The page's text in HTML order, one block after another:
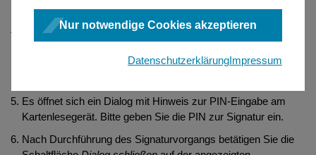
Nur notwendige Cookies akzeptieren
DatenschutzerklärungImpressum
deaktiviert haben. Bestätigen Sie diesen mitOK.
Im sich öffnenden Dialogfenster werden Ihnen Ihre zur
Wählen Sie das Fernsignaturzertifikat entsprechend Ihres
Es öffnet sich ein Dialog mit Hinweis zur PIN-Eingabe am
Kartenlesegerät. Bitte geben Sie die PIN zur Signatur ein.
Nach Durchführung des Signaturvorgangs betätigen Sie die